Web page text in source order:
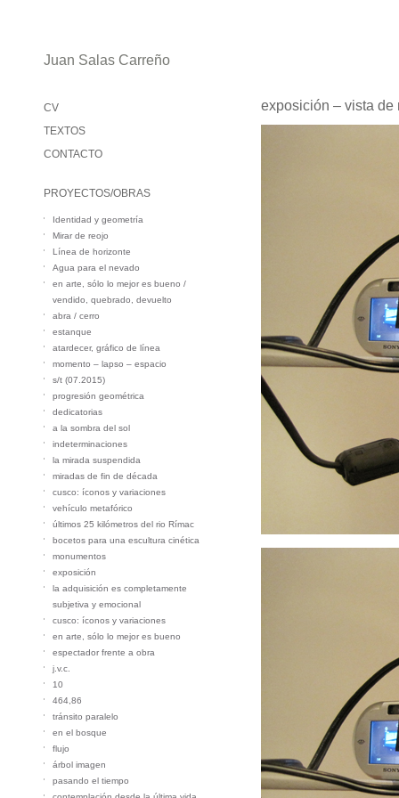
Juan Salas Carreño
CV
TEXTOS
CONTACTO
PROYECTOS/OBRAS
Identidad y geometría
Mirar de reojo
Línea de horizonte
Agua para el nevado
en arte, sólo lo mejor es bueno /
vendido, quebrado, devuelto
abra / cerro
estanque
atardecer, gráfico de línea
momento – lapso – espacio
s/t (07.2015)
progresión geométrica
dedicatorias
a la sombra del sol
indeterminaciones
la mirada suspendida
miradas de fin de década
cusco: íconos y variaciones
vehículo metafórico
últimos 25 kilómetros del rio Rímac
bocetos para una escultura cinética
monumentos
exposición
la adquisición es completamente
subjetiva y emocional
cusco: íconos y variaciones
en arte, sólo lo mejor es bueno
espectador frente a obra
j.v.c.
10
464,86
tránsito paralelo
en el bosque
flujo
árbol imagen
pasando el tiempo
exposición – vista de